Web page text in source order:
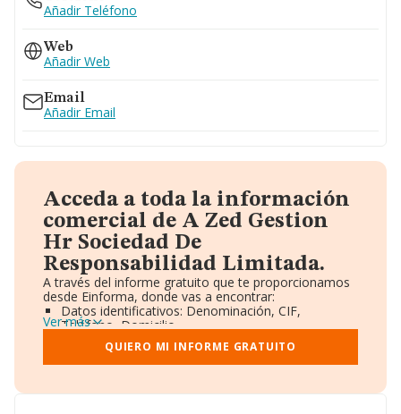
Añadir Teléfono
Web
Añadir Web
Email
Añadir Email
Acceda a toda la información
comercial de A Zed Gestion
Hr Sociedad De
Responsabilidad Limitada.
A través del informe gratuito que te proporcionamos
desde Einforma, donde vas a encontrar:
Datos identificativos: Denominación, CIF,
Teléfono, Domicilio.
Informe Mercantil Completo (BORME).
Gráficos de Evolución Ventas y Empleados.
Consejo de Administración y Administradores.
Accionistas.
Ver más
QUIERO MI INFORME GRATUITO